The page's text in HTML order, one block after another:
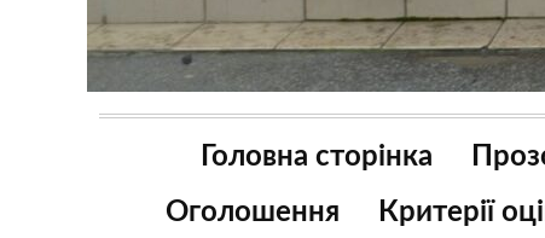
Головна сторінка
Оголошення
Критерії